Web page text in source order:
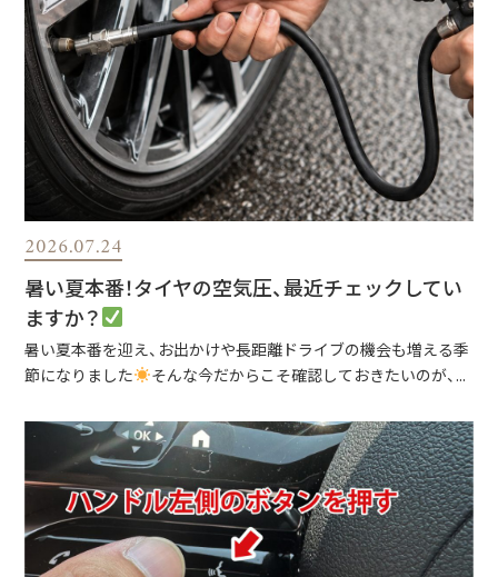
2026.07.24
暑い夏本番！タイヤの空気圧、最近チェックしてい
ますか？
暑い夏本番を迎え、お出かけや長距離ドライブの機会も増える季
節になりました
そんな今だからこそ確認しておきたいのが、...